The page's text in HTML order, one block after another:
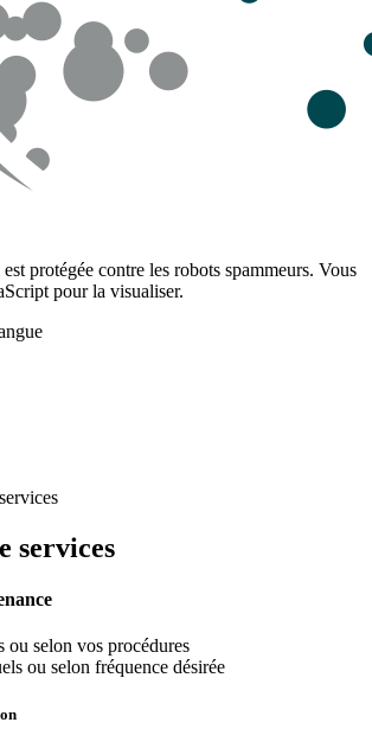
protégée contre les robots spammeurs. Vous
pour la visualiser.
services
ou selon vos procédures
ou selon fréquence désirée